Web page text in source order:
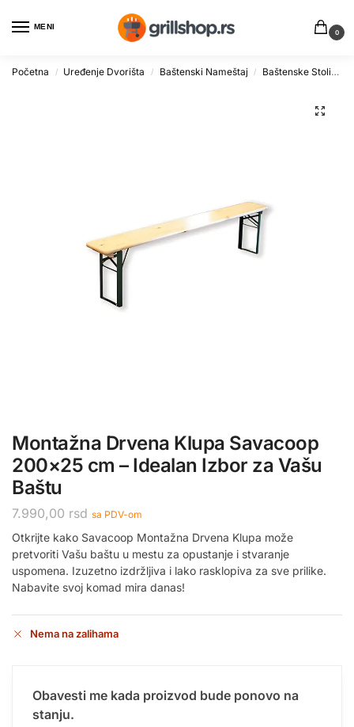
MENI
0
Početna / Uređenje Dvorišta / Baštenski Nameštaj / Baštenske Stolice
Montažna Drvena Klupa Savacoop
200×25 cm – Idealan Izbor za Vašu
Baštu
7.990,00 rsd sa PDV-om
Otkrijte kako Savacoop Montažna Drvena Klupa može
pretvoriti Vašu baštu u mestu za opustanje i stvaranje
uspomena. Izuzetno izdržljiva i lako rasklopiva za sve prilike.
Nabavite svoj komad mira danas!
Nema na zalihama
Obavesti me kada proizvod bude ponovo na
stanju.